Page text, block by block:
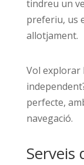
tindreu un
preferiu, us
allotjament.
Vol explorar
perfecte,
navegació.
Serveis